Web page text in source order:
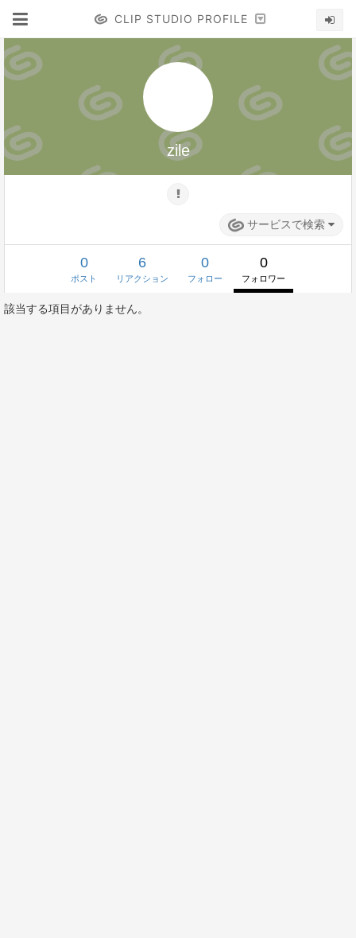
CLIP STUDIO PROFILE
zile
サービスで検索
0
ポスト
6
リアクション
0
フォロー
0
フォロワー
該当する項目がありません。